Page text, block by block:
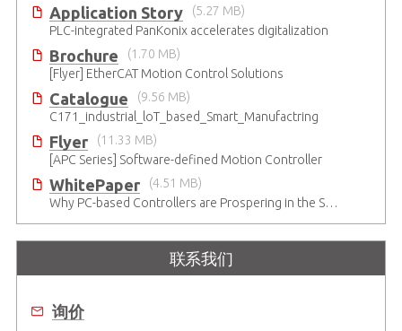
Application Story
(5.27 MB)
PLC-integrated PanKonix accelerates digitalization
Brochure
(1.70 MB)
[Flyer] EtherCAT Motion Control Solutions
Catalogue
(9.56 MB)
C171_industrial_loT_based_Smart_Manufactring
Flyer
(11.33 MB)
[APC Series] Software-defined Motion Controller
WhitePaper
(4.51 MB)
Why PC-based Controllers are Prospering in the Semiconductor Industry
联系我们
询价